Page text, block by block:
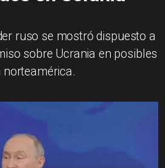
ruso se mostró dispuesto a
sobre Ucrania en posibles